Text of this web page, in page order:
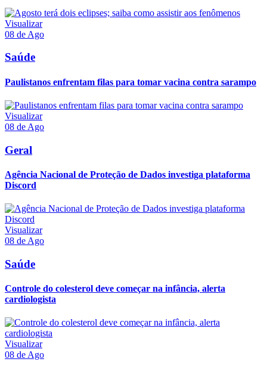
Visualizar
08 de Ago
Saúde
Paulistanos enfrentam filas para tomar vacina contra sarampo
Visualizar
08 de Ago
Geral
Agência Nacional de Proteção de Dados investiga plataforma
Discord
Visualizar
08 de Ago
Saúde
Controle do colesterol deve começar na infância, alerta
cardiologista
Visualizar
08 de Ago